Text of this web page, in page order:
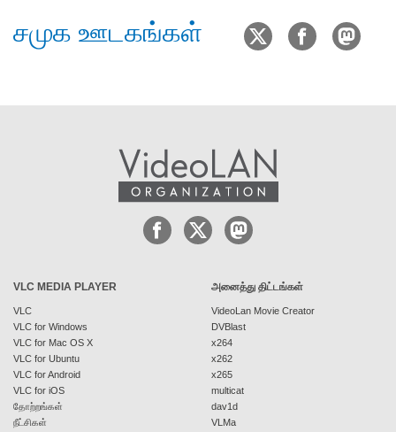
சமுக ஊடகங்கள்
VLC MEDIA PLAYER
VLC
VLC for Windows
VLC for Mac OS X
VLC for Ubuntu
VLC for Android
VLC for iOS
தோற்றங்கள்
நீட்சிகள்
அனைத்து திட்டங்கள்
VideoLan Movie Creator
DVBlast
x264
x262
x265
multicat
dav1d
VLMa